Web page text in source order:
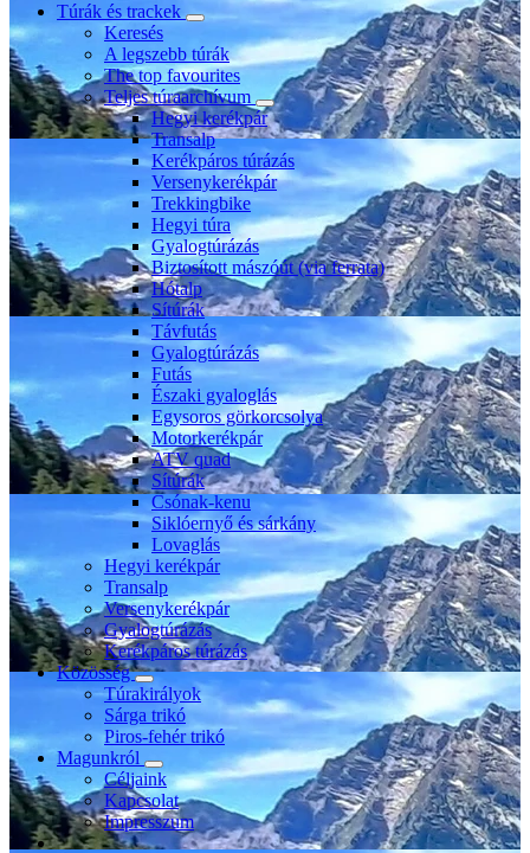
Túrák és trackek
Keresés
A legszebb túrák
The top favourites
Teljes túraarchívum
Hegyi kerékpár
Transalp
Kerékpáros túrázás
Versenykerékpár
Trekkingbike
Hegyi túra
Gyalogtúrázás
Biztosított mászóút (via ferrata)
Hótalp
Sítúrák
Távfutás
Gyalogtúrázás
Futás
Északi gyaloglás
Egysoros görkorcsolya
Motorkerékpár
ATV quad
Sítúrák
Csónak-kenu
Siklóernyő és sárkány
Lovaglás
Hegyi kerékpár
Transalp
Versenykerékpár
Gyalogtúrázás
Kerékpáros túrázás
Közösség
Túrakirályok
Sárga trikó
Piros-fehér trikó
Magunkról
Céljaink
Kapcsolat
Impresszum